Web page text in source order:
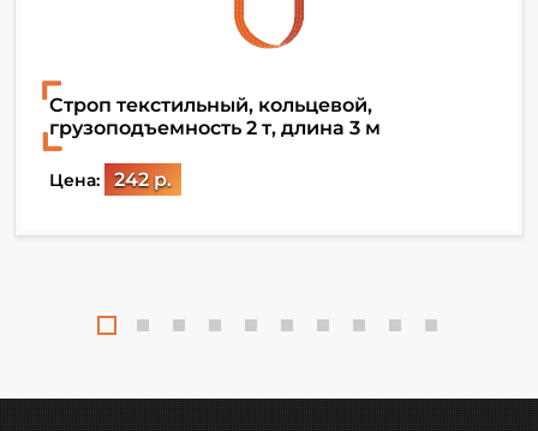
Строп текстильный, кольцевой,
грузоподъемность 2 т, длина 3 м
Цена: 242 р.